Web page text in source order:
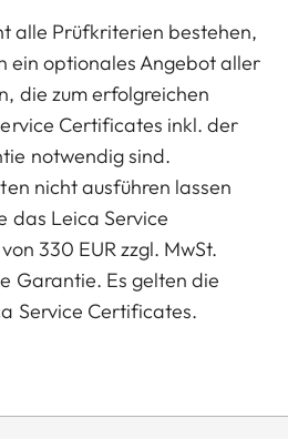
alle Prüfkriterien bestehen,
ein optionales Angebot aller
die zum erfolgreichen
Certificates inkl. der
notwendig sind.
nicht ausführen lassen
das Leica Service
330 EUR zzgl. MwSt.
Garantie. Es gelten die
Service Certificates.